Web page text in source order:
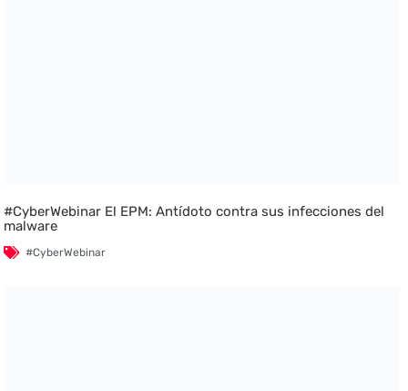
#CyberWebinar El EPM: Antídoto contra sus infecciones del
malware
#CyberWebinar